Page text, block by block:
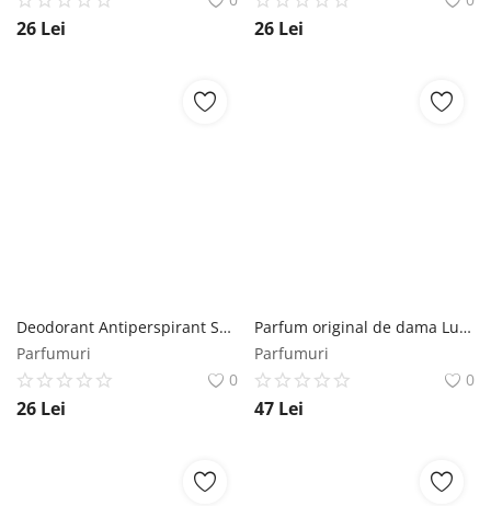
26 Lei 26 Lei
Deodorant Antiperspirant Spray - Elmiplant Clay Minerals Protectie Invizibila, 150 ml Elmiplant
Parfumuri
0
26 Lei
Parfum original de dama Lucky Bambina EDP, Florgarden, 30ml Florgarden
Parfumuri
0
47 Lei